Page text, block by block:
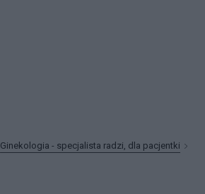
Ginekologia - specjalista radzi, dla pacjentki